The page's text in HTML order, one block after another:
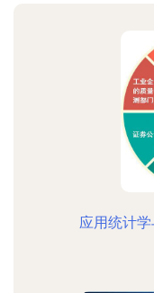
应用统计